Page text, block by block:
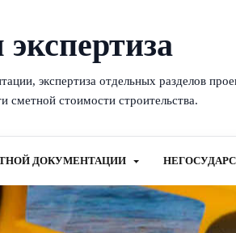
экспертиза отдельных разделов
сметной стоимости строительства.
ДОКУМЕНТАЦИИ